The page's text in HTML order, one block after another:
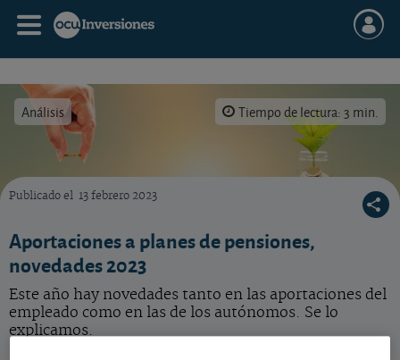
Análisis Tiempo de lectura: 3 min.
El hecho de que usted pueda aportar a un plan de empleo no quiere decir que le
Publicado el 13 febrero 2023
Aportaciones a planes de pensiones,
novedades 2023
Este año hay novedades tanto en las aportaciones del
empleado como en las de los autónomos. Se lo
explicamos.